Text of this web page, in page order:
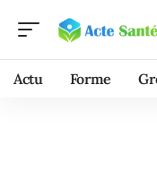
Actu Forme